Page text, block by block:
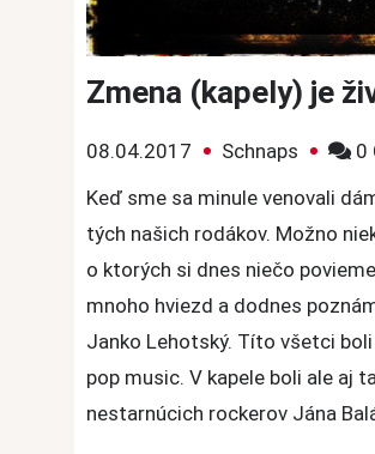
Zmena (kapely) je
08.04.2017 Schnaps 0
Keď sme sa minule venovali
tých našich rodákov. Možno
o ktorých si dnes niečo
mnoho hviezd a dodnes
Janko Lehotský. Títo všetci
pop music. V kapele boli ale aj
nestarnúcich rockerov Jána